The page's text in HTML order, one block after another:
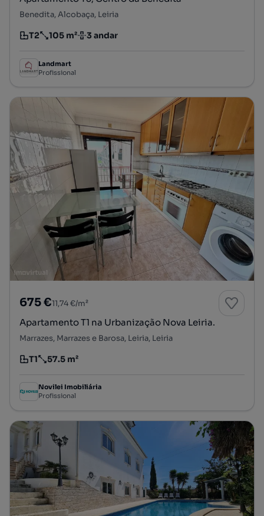
Benedita, Alcobaça, Leiria
Tipologia
T2
Preço por metro quadrado
105 m²
Andar 3 andar
Landmart
Profissional
675 €11,74 €/m²
Apartamento T1 na Urbanização Nova Leiria.
Marrazes, Marrazes e Barosa, Leiria, Leiria
Tipologia
T1
Preço por metro quadrado
57.5 m²
Novilei Imobiliária
Profissional